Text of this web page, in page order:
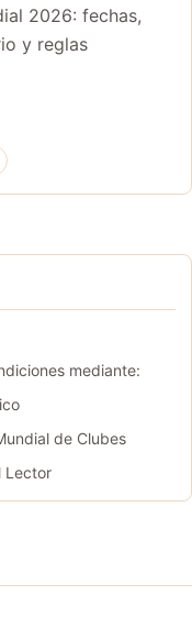
mediante:
de Clubes
Lector
2026: fechas,
y reglas